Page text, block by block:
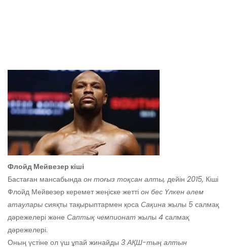
Флойд Мейвезер кіші
Бастаған мансабында он тоғыз тоқсан алты, дейін 2015, Кіші
Флойд Мейвезер керемет жеңіске жетті он бес Үлкен әлем
атаулары сияқты тақырыптармен қоса Сақина жылы 5 салмақ
дәрежелері және Саптық чемпионат жылы 4 салмақ
дәрежелері.
Оның үстіне ол үш ұпай жинайды 3 АҚШ-тың алтын